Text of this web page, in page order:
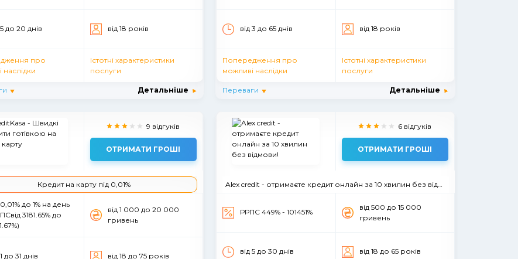
до 20 днiв вiд 18 рокiв
про
наслідки
Істотні характеристики
послуги
Детальніше
від 3 до 65 днів вiд 18 рокiв
Попередження про
можливі наслідки
Істотні характеристики
послуги
Переваги Детальніше
9 відгуків
ОТРИМАТИ ГРОШІ
Кредит на карту під 0,01%
0,01% до 1% на день
3181.65% до
вiд 1 000 до 20 000
гривень
1 до 31 днiв вiд 18 до 75 рокiв
6 відгуків
ОТРИМАТИ ГРОШІ
Alex credit - отримаєте кредит онлайн за 10 хвилин без відмови!
РРПС 449% - 101451%
вiд 500 до 15 000
гривень
від 5 до 30 днiв вiд 18 до 65 рокiв